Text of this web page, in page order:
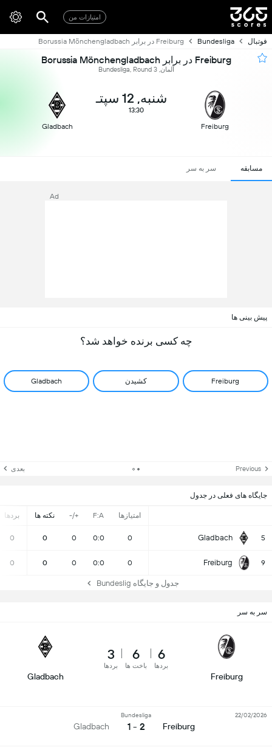
امتیازات من
فوتبال Bundesliga Freiburg در برابر Borussia Mönchengladbach
Freiburg در برابر Borussia Mönchengladbach
آلمان, Bundesliga, Round 3
Freiburg
شنبه, 12 سپتـ
13:30
Gladbach
مسابقه سر به سر
Ad
پیش بینی ها
چه کسی برنده خواهد شد؟
Freiburg کشیدن Gladbach
Previous بعدی
جایگاه های فعلی در جدول
امتیازها F:A
+/- نکته ها بردها
5
Gladbach
0
0:0
0
0
0
9
Freiburg
0
0:0
0
0
0
جدول و جایگاه Bundeslig
سر به سر
Freiburg
6
بردها
6
باخت ها
3
بردها
Gladbach
Freiburg
Bundesliga
2 - 1
Gladbach
22/02/2026